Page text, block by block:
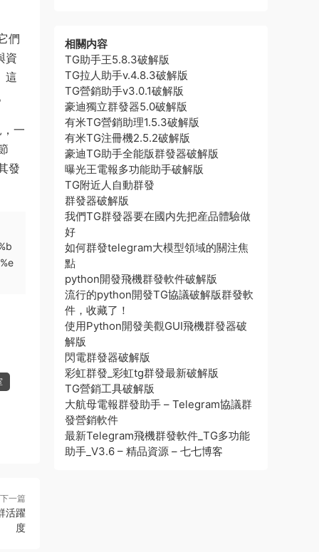
們
資
這
一
發
下一篇
活躍
度
相關内容
TG助手王5.8.3破解版
TG拉人助手v.4.8.3破解版
TG營銷助手v3.0.1破解版
豪迪獨立群發器5.0破解版
有米TG營銷助理1.5.3破解版
有米TG注冊機2.5.2破解版
豪迪TG助手全能版群發器破解版
曝光王電報多功能助手破解版
TG附近人自動群發
群發器破解版
我們TG群發器要在國内先把産品體驗做
好
如何群發telegram大模型領域的關注焦
點
python開發飛機群發軟件破解版
流行的python開發TG協議破解版群發軟
件，收藏了！
使用Python開發美觀GUI飛機群發器破
解版
閃電群發器破解版
彩虹群發_彩虹tg群發最新破解版
TG營銷工具破解版
大航母電報群發助手 – Telegram協議群
發營銷軟件
最新Telegram飛機群發軟件_TG多功能
助手_V3.6 – 精品資源 – 七七博客